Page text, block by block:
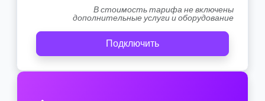
В стоимость тарифа не включены
дополнительные услуги и оборудование
Подключить